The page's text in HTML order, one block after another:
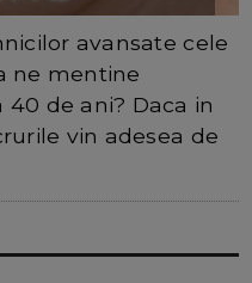
avansate cele
ne mentine
de ani? Daca in
vin adesea de